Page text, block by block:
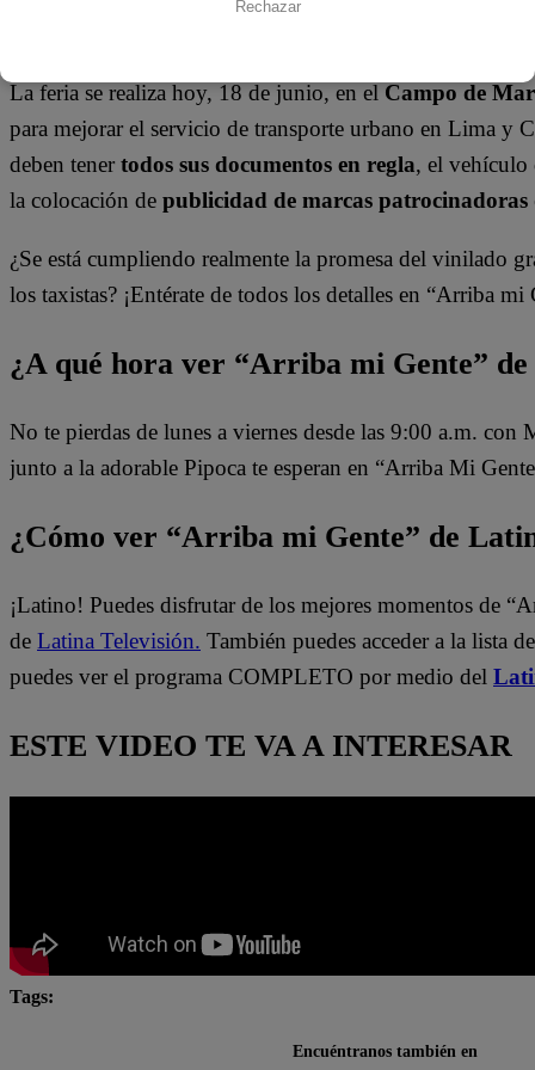
La feria se realiza hoy, 18 de junio, en el Campo de
para mejorar el servicio de transporte urbano en Lima y
deben tener todos sus documentos en regla, el vehículo
la colocación de publicidad de marcas patrocinadoras
¿Se está cumpliendo realmente la promesa del vinilado
los taxistas? ¡Entérate de todos los detalles en “Arriba
¿A qué hora ver “Arriba mi Gente”
No te pierdas de lunes a viernes desde las 9:00 a.m.
junto a la adorable Pipoca te esperan en “Arriba Mi
¿Cómo ver “Arriba mi Gente” de
¡Latino! Puedes disfrutar de los mejores momentos de
de Latina Televisión. También puedes acceder a la lista
puedes ver el programa COMPLETO por medio del
ESTE VIDEO TE VA A INTERESAR
Tags:
Rechazar
Encuéntranos también en